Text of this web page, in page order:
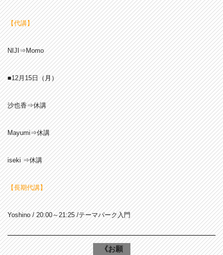
【代講】
NIJI⇒Momo
■12月15日（月）
沙也香⇒休講
Mayumi⇒休講
iseki ⇒休講
【長期代講】
Yoshino / 20:00～21:25 /テーマパーク入門
《お願